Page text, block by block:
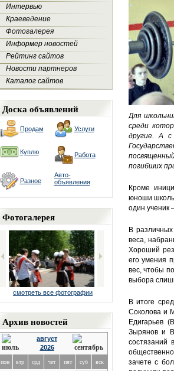
Интервью
Краеведение
Фотогалерея
Информер новостей
Рейтинг сайтов
Новости партнеров
Каталог сайтов
Доска объявлений
Продам Услуги
Куплю Работа
Разное
Авто-
объявления
Фотогалерея
смотреть все фотографии
Архив новостей
август
2026
пон втр срд чет пят суб вск
Для
среди
другие. А
погибших
Кроме
юноши школы
один ученик
В
веса,
Хороший
его умения
вес, чтобы
выбора
В итоге
Соколова и
Едигарьев
Зырянов и
состязаний
зачете с